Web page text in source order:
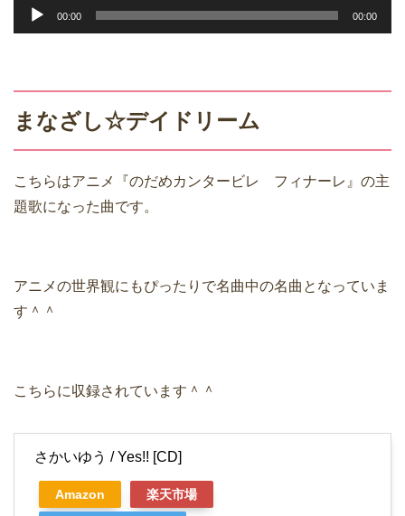
声
ー
ヤ
00:00 00:00
まなざし☆デイドリーム
こちらはアニメ『のだめカンタービレ フィナーレ』の主
題歌になった曲です。
アニメの世界観にもぴったりで名曲中の名曲となっていま
す＾＾
こちらに収録されています＾＾
さかいゆう / Yes!! [CD]
Amazon 楽天市場